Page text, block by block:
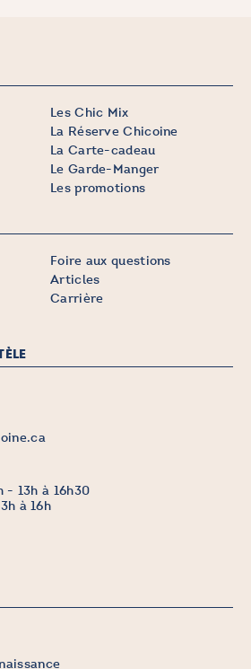
Les Chic Mix
La Réserve Chicoine
La Carte-cadeau
Le Garde-Manger
Les promotions
Foire aux questions
Articles
Carrière
- 13h à 16h30
à 16h